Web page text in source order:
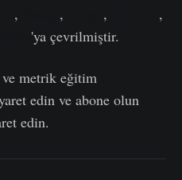
, , ,
,
'ya çevrilmiştir.
metrik eğitim
edin ve abone olun
edin.